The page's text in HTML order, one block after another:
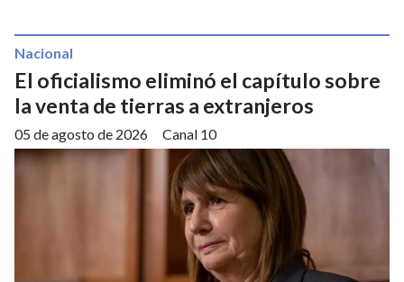
El oficialismo eliminó el capítulo sobre
la venta de tierras a extranjeros
Canal 10
Nacional
05 de agosto de 2026